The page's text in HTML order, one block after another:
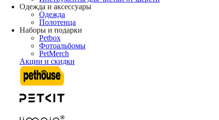
Одежда и аксессуары
Одежда
Полотенца
Наборы и подарки
Petbox
Фотоальбомы
PetMerch
Акции и скидки